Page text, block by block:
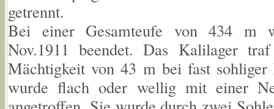
getrennt.
Bei einer Gesamteufe von 434 m
Nov.1911 beendet. Das Kalilager
Mächtigkeit von 43 m bei fast sohliger
wurde flach oder wellig mit einer